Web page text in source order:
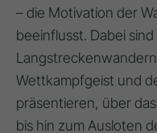
– die Motivation der
beeinflusst. Dabei
Wettkampfgeist und
präsentieren, über
bis hin zum Ausloten